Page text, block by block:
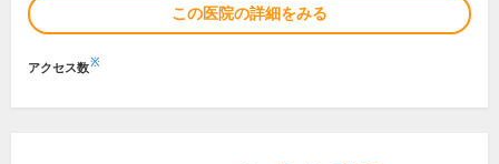
この医院の詳細をみる
アクセス数※